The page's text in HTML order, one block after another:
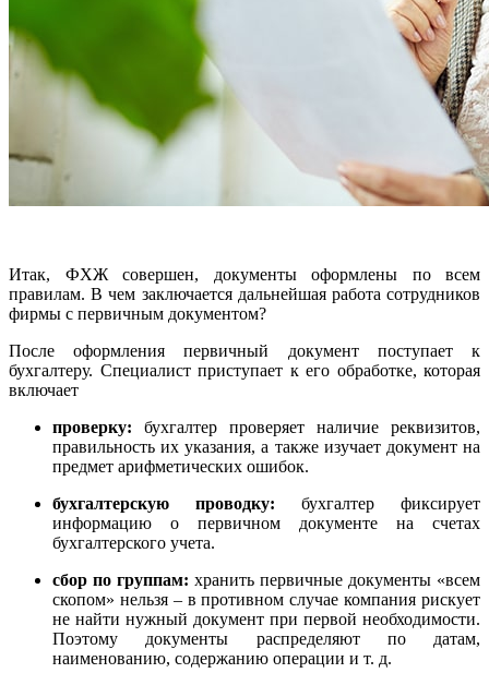
Итак, ФХЖ совершен, документы оформлены по всем
правилам. В чем заключается дальнейшая работа сотрудников
фирмы с первичным документом?
После оформления первичный документ поступает к
бухгалтеру. Специалист приступает к его обработке, которая
включает
проверку: бухгалтер проверяет наличие реквизитов,
правильность их указания, а также изучает документ на
предмет арифметических ошибок.
бухгалтерскую проводку: бухгалтер фиксирует
информацию о первичном документе на счетах
бухгалтерского учета.
сбор по группам: хранить первичные документы «всем
скопом» нельзя – в противном случае компания рискует
не найти нужный документ при первой необходимости.
Поэтому документы распределяют по датам,
наименованию, содержанию операции и т. д.